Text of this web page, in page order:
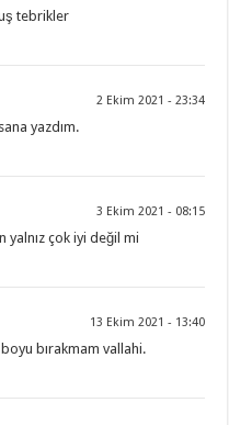
tebrikler
2 Ekim 2021 - 23:34
yazdım.
3 Ekim 2021 - 08:15
yalnız çok iyi değil mi
13 Ekim 2021 - 13:40
bırakmam vallahi.